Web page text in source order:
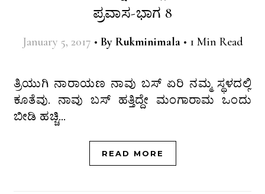
ಪ್ರವಾಸ-ಭಾಗ 8
January 5, 2017 • By Rukminimala • 1 Min Read
ತ್ರಿಯುಗಿ ನಾರಾಯಣ ನಾವು ಬಸ್ ಏರಿ ನಮ್ಮ ಸ್ಥಳದಲ್ಲಿ
ಕೂತೆವು. ನಾವು ಬಸ್ ಹತ್ತಿದ್ದೇ ಮಂಗಾರಾಮ ಒಂದು
ಬೀಡಿ ಹಚ್ಚಿ…
READ MORE